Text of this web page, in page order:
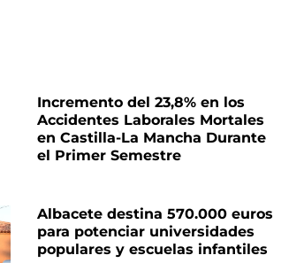
Incremento del 23,8% en los
Accidentes Laborales Mortales
en Castilla-La Mancha Durante
el Primer Semestre
Albacete destina 570.000 euros
para potenciar universidades
populares y escuelas infantiles